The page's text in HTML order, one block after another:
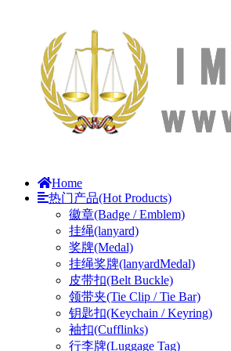
Home
热门产品(Hot Products)
徽章(Badge / Emblem)
挂绳(lanyard)
奖牌(Medal)
挂绳奖牌(lanyardMedal)
皮带扣(Belt Buckle)
领带夹(Tie Clip / Tie Bar)
钥匙扣(Keychain / Keyring)
袖扣(Cufflinks)
行李牌(Luggage Tag)